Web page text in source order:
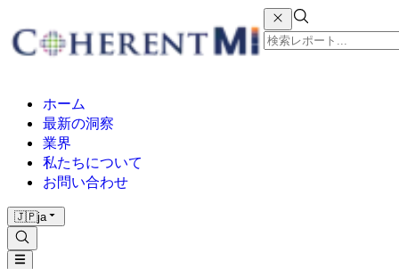
ホーム
最新の洞察
業界
私たちについて
お問い合わせ
🇯🇵ja